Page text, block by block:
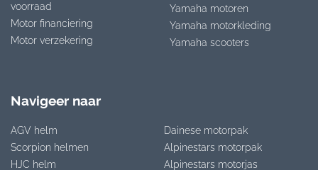
voorraad
Motor financiering
Motor verzekering
Yamaha motoren
Yamaha motorkleding
Yamaha scooters
Navigeer naar
AGV helm
Scorpion helmen
HJC helm
Dainese motorpak
Alpinestars motorpak
Alpinestars motorjas